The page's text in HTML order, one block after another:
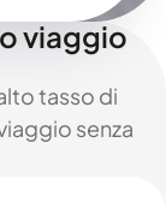
viaggio
tasso di
senza